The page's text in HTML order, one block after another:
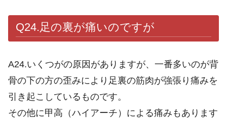
Q24. 足の裏が痛いのですが
A24.いくつがの原因がありますが、一番多いのが背
骨の下の方の歪みにより足裏の筋肉が強張り痛みを
引き起こしているものです。
その他に甲高（ハイアーチ）による痛みもあります